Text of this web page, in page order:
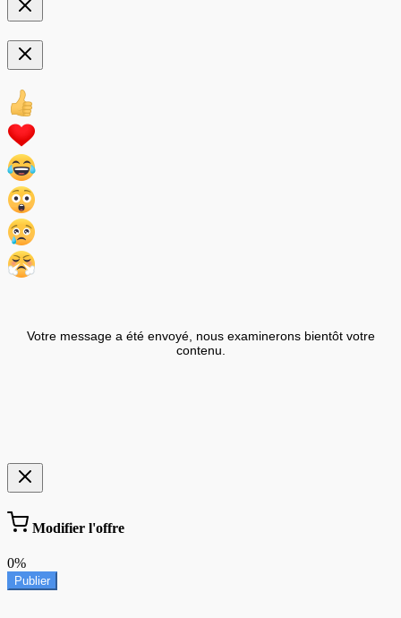
Votre message a été envoyé, nous examinerons bientôt votre
contenu.
Modifier l'offre
0%
Publier